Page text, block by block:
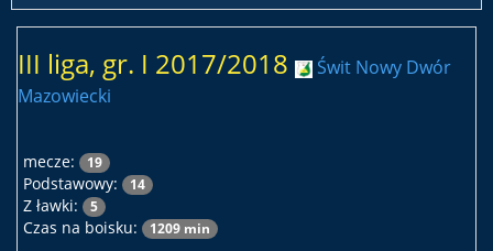
III liga, gr. I 2017/2018
Świt Nowy Dwór
Mazowiecki
mecze: 19
Podstawowy: 14
Z ławki: 5
Czas na boisku: 1209 min